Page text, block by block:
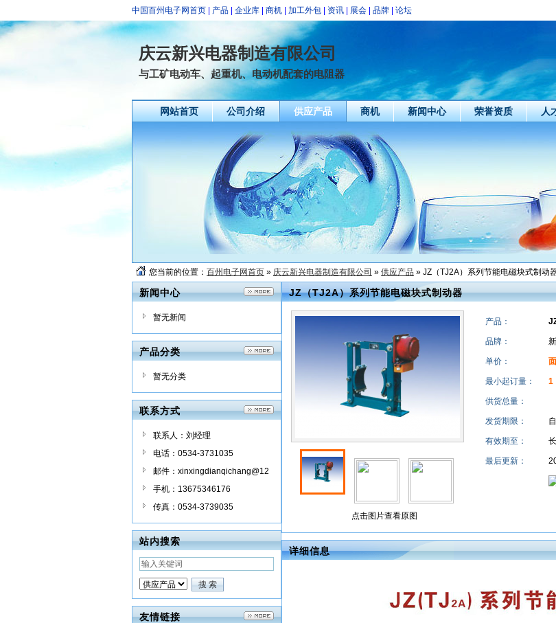
中国百州电子网首页 产品 企业库 商机 加工外包 资讯 展会 品牌 论坛
庆云新兴电器制造有限公司
与工矿电动车、起重机、电动机配套的电阻器
网站首页 公司介绍 供应产品 商机 新闻中心 荣誉资质 人
您当前的位置： 百州电子网首页 » 庆云新兴电器制造有限公司 » 供应产品 » JZ（TJ2A）系列节能电磁块式制动
新闻中心
暂无新闻
产品分类
暂无分类
联系方式
联系人：刘经理
电话：0534-3731035
邮件：xinxingdianqichang@12
6.com
手机：13675346176
传真：0534-3739035
站内搜索
友情链接
JZ（TJ2A）系列节能电磁块式制动器
点击图片查看原图
产品：
品牌：
单价：
最小起订量： 1
供货总量：
发货期限：
有效期至：
最后更新：
详细信息